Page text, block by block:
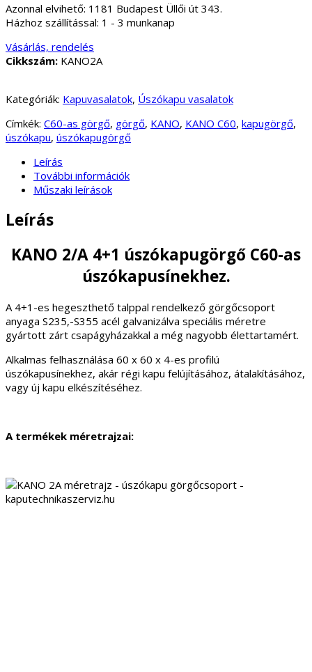
Azonnal elvihető: 1181 Budapest Üllői út 343.
Házhoz szállítással: 1 - 3 munkanap
Vásárlás, rendelés
Cikkszám: KANO2A
Kategóriák: Kapuvasalatok, Úszókapu vasalatok
Címkék: C60-as görgő, görgő, KANO, KANO C60, kapugörgő,
úszókapu, úszókapugörgő
Leírás
További információk
Műszaki leírások
Leírás
KANO 2/A 4+1 úszókapugörgő C60-as
úszókapusínekhez.
A 4+1-es hegeszthető talppal rendelkező görgőcsoport
anyaga S235,-S355 acél galvanizálva speciális méretre
gyártott zárt csapágyházakkal a még nagyobb élettartamért.
Alkalmas felhasználása 60 x 60 x 4-es profilú
úszókapusínekhez, akár régi kapu felújításához, átalakításához,
vagy új kapu elkészítéséhez.
A termékek méretrajzai: